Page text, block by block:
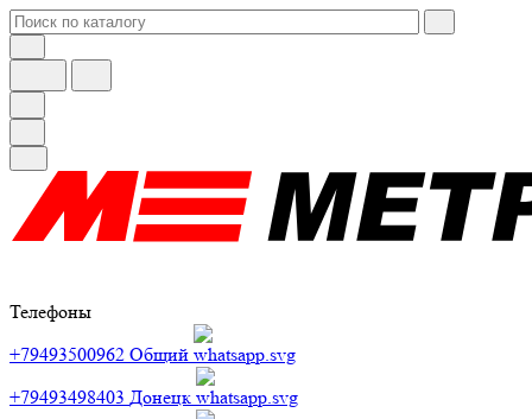
Телефоны
+79493500962 Общий
+79493498403 Донецк